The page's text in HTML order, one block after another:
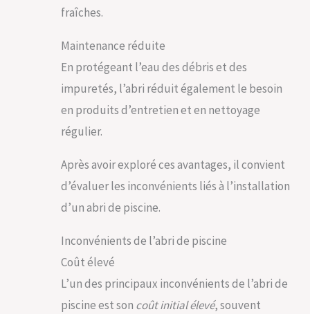
fraîches.
Maintenance réduite
En protégeant l’eau des débris et des
impuretés, l’abri réduit également le besoin
en produits d’entretien et en nettoyage
régulier.
Après avoir exploré ces avantages, il convient
d’évaluer les inconvénients liés à l’installation
d’un abri de piscine.
Inconvénients de l’abri de piscine
Coût élevé
L’un des principaux inconvénients de l’abri de
piscine est son coût initial élevé, souvent